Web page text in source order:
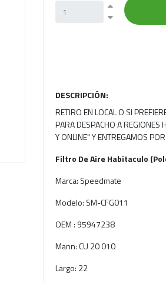
DESCRIPCIÓN:
RETIRO EN LOCAL O SI
PARA DESPACHO A REGIONES
Y ONLINE" Y ENTREGAMOS
Filtro De Aire Habitaculo
Marca: Speedmate
Modelo: SM-CFG011
OEM : 95947238
Mann: CU 20 010
Largo: 22